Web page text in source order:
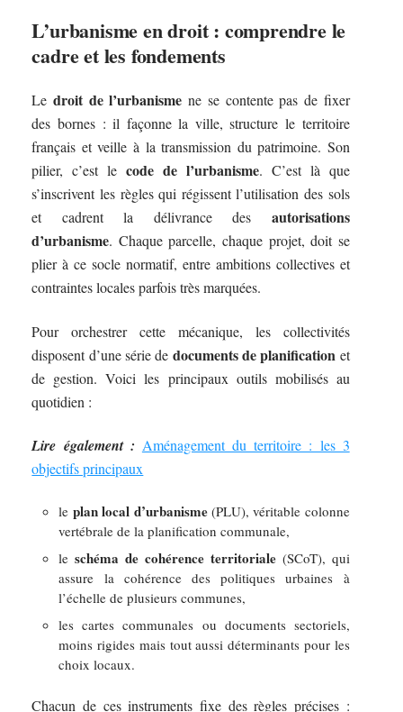
L’urbanisme en droit : comprendre le
cadre et les fondements
Ledroit de l’urbanisme ne se contente pas de fixer
des bornes : il façonne la ville, structure le territoire
français et veille à la transmission du patrimoine. Son
pilier, c’est lecode de l’urbanisme. C’est là que
s’inscrivent les règles qui régissent l’utilisation des sols
et cadrent la délivrance des autorisations
d’urbanisme. Chaque parcelle, chaque projet, doit se
plier à ce socle normatif, entre ambitions collectives et
contraintes locales parfois très marquées.
Pour orchestrer cette mécanique, les collectivités
disposent d’une série de documents de planification et
de gestion. Voici les principaux outils mobilisés au
quotidien :
Lire également : Aménagement du territoire : les 3
objectifs principaux
le plan local d’urbanisme(PLU), véritable colonne
vertébrale de la planification communale,
leschéma de cohérence territoriale(SCoT), qui
assure la cohérence des politiques urbaines à
l’échelle de plusieurs communes,
les cartes communales ou documents sectoriels,
moins rigides mais tout aussi déterminants pour les
choix locaux.
Chacun de ces instruments fixe des règles précises :